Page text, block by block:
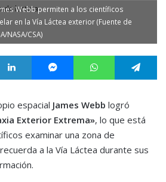
de lectura
Webb permiten a los científicos
en la Vía Láctea exterior (Fuente de
NASA/CSA)
LinkedIn MessengerWhatsApp
espacial James Webb logró
Exterior Extrema», lo que está
examinar una zona de
a la Vía Láctea durante sus